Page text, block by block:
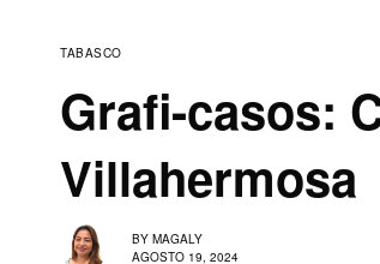
TABASCO
Grafi-casos:
Villahermosa
BY MAGALY
AGOSTO 19, 2024